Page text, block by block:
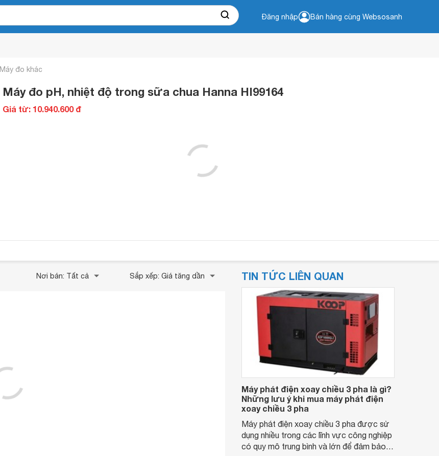
Đăng nhập Bán hàng cùng Websosanh
Máy đo khác
Máy đo pH, nhiệt độ trong sữa chua Hanna HI99164
Giá từ: 10.940.600 đ
Nơi bán: Tất cả Sắp xếp: Giá tăng dần TIN TỨC LIÊN QUAN
Máy phát điện xoay chiều 3 pha là gì?
Những lưu ý khi mua máy phát điện
xoay chiều 3 pha
Máy phát điện xoay chiều 3 pha được sử
dụng nhiều trong các lĩnh vực công nghiệp
có quy mô trung bình và lớn để đảm bảo